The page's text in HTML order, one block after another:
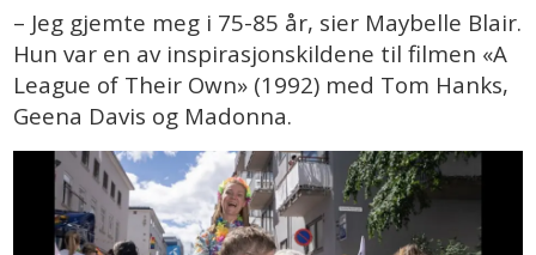
– Jeg gjemte meg i 75-85 år, sier Maybelle Blair.
Hun var en av inspirasjonskildene til filmen «A
League of Their Own» (1992) med Tom Hanks,
Geena Davis og Madonna.